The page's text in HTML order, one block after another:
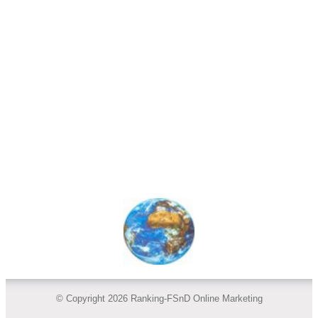
© Copyright 2026 Ranking-FSnD Online Marketing